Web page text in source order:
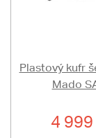
Plastový kufr
Mado
4